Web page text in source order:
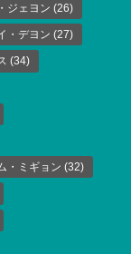
ジェヨン (26)
・デヨン (27)
(34)
・ミギョン (32)